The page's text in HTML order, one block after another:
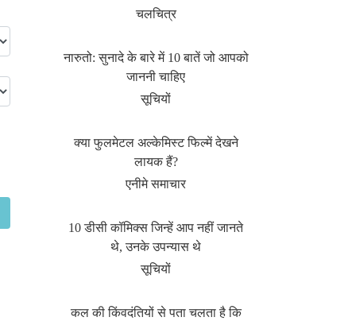
चलचित्र
नारुतो: सुनादे के बारे में 10 बातें जो आपको
जाननी चाहिए
सूचियों
क्या फुलमेटल अल्केमिस्ट फिल्में देखने
लायक हैं?
एनीमे समाचार
10 डीसी कॉमिक्स जिन्हें आप नहीं जानते
थे, उनके उपन्यास थे
सूचियों
कल की किंवदंतियों से पता चलता है कि